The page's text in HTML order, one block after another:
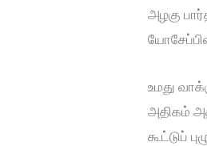
அழகு
உமது
அதிகம்
கூட்டுப்